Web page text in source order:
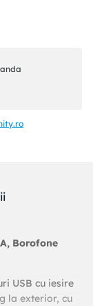
Borofone
USB cu iesire
la exterior, cu